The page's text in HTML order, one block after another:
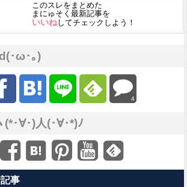
このスレをまとめた
まにゅそく最新記事を
いいねしてチェックしよう！
･ω･｡)
4
･∀･)人(･∀･*)ﾉ
事